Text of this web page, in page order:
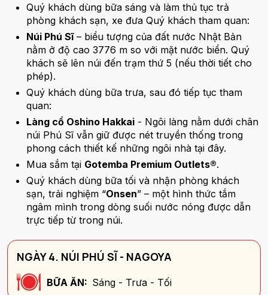
Quý khách dùng bữa sáng và làm thủ tục trả
phòng khách sạn, xe đưa Quý khách tham quan:
Núi Phú Sĩ– biểu tượng của đất nước Nhật Bản
nằm ở độ cao 3776 m so với mặt nước biển. Quý
khách sẽ lên núi đến trạm thứ 5 (nếu thời tiết cho
phép).
Quý khách dùng bữa trưa, sau đó tiếp tục tham
quan:
Làng cổ Oshino Hakkai - Ngôi làng nằm dưới chân
núi Phú Sĩ vẫn giữ được nét truyền thống trong
phong cách thiết kế những ngôi nhà tại đây.
Mua sắm tại Gotemba Premium Outlets®.
Quý khách dùng bữa tối và nhận phòng khách
sạn, trải nghiệm “Onsen” – một hình thức tắm
ngâm mình trong dòng suối nước nóng được dẫn
trực tiếp từ trong núi.
NGÀY 4. NÚI PHÚ SĨ - NAGOYA
BỮA ĂN: Sáng - Trưa - Tối